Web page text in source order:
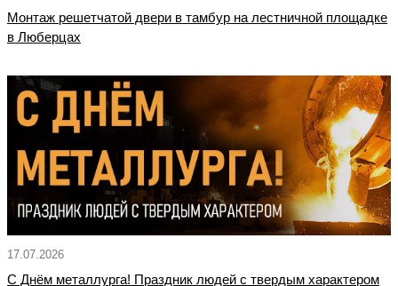
Монтаж решетчатой двери в тамбур на лестничной площадке
в Люберцах
17.07.2026
С Днём металлурга! Праздник людей с твердым характером